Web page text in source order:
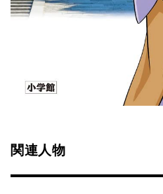
関連人物